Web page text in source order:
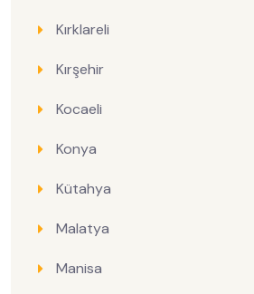
Kırklareli
Kırşehir
Kocaeli
Konya
Kütahya
Malatya
Manisa